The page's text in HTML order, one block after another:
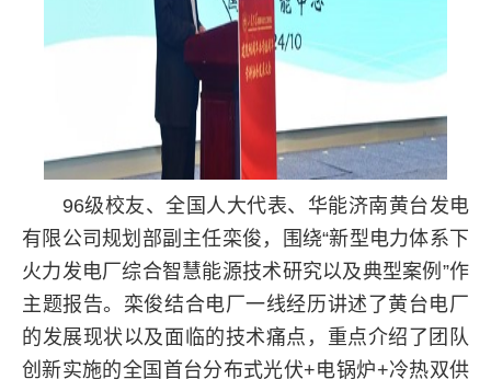
96级校友、全国人大代表、华能济南黄台发电
有限公司规划部副主任栾俊，围绕“新型电力体系下
火力发电厂综合智慧能源技术研究以及典型案例”作
主题报告。栾俊结合电厂一线经历讲述了黄台电厂
的发展现状以及面临的技术痛点，重点介绍了团队
创新实施的全国首台分布式光伏+电锅炉+冷热双供